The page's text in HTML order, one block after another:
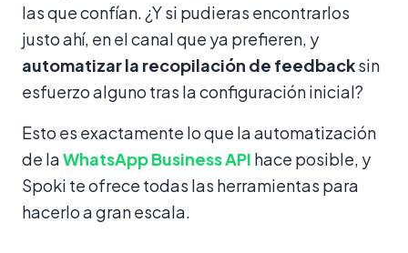
las que confían. ¿Y si pudieras encontrarlos
justo ahí, en el canal que ya prefieren, y
automatizar la recopilación de feedbacksin
esfuerzo alguno tras la configuración inicial?
Esto es exactamente lo que la automatización
de laWhatsApp Business API hace posible, y
Spoki te ofrece todas las herramientas para
hacerlo a gran escala.